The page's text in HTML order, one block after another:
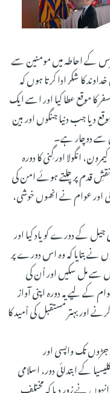
مقدس پطرس کے احاطہ میں مومنین سے
کا شکر ادا کرتا ہوں کہ
کا موقع عطا کیا اور اسے ایک
دیا جب دنیا جنگوں اور بین
سے دوچار ہے۔
الجزائر، کیمرون، انگولا اور گِنی کا دورہ
قدم پر چلتے ہوئے امن کی
اور عوام نے انھوں خوشی،
جیل کے دورے کو یاد کیا اور
نے بتایا کہ وہ اس دورے پر
سے مل سکیں اور اْن کی
کے لیے یہ دورہ اپنی آواز
اور بہتر مستقبل کی اْمید کا
جڑوں تک واپسی اور
کے ابتدائی دور، اسلامی
نے زور دیا کہ مختلف